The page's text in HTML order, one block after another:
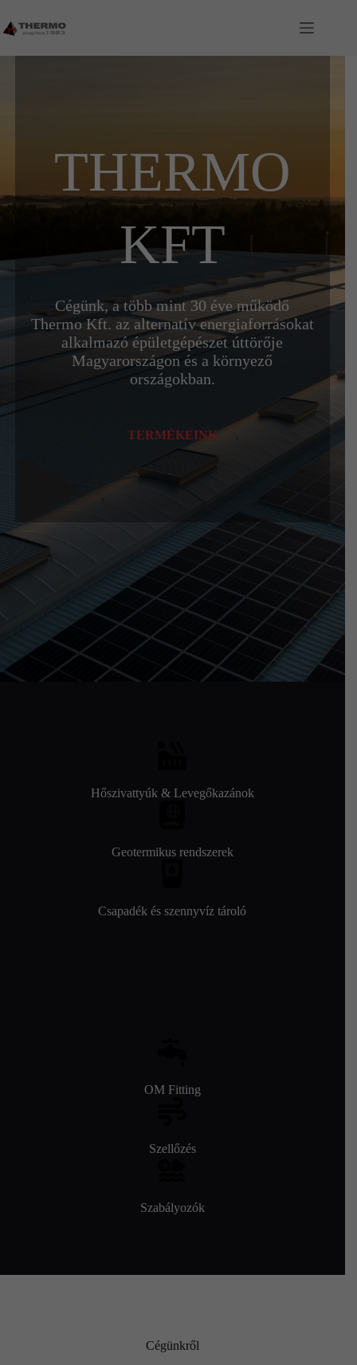
content
THERMO
KFT
Cégünk, a több mint 30 éve működő
Thermo Kft. az alternatív energiaforrásokat
alkalmazó épületgépészet úttörője
Magyarországon és a környező
országokban.
TERMÉKEINK
Hőszivattyúk & Levegőkazánok
Geotermikus rendszerek
Csapadék és szennyvíz tároló
OM Fitting
Szellőzés
Szabályozók
Cégünkről